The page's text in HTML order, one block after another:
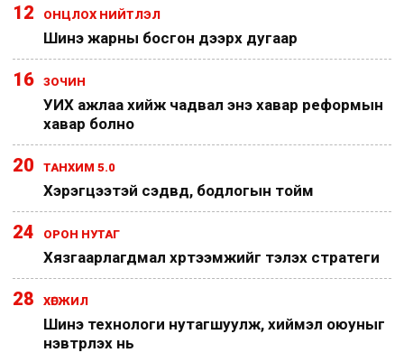
12 ОНЦЛОХ НИЙТЛЭЛ
Шинэ жарны босгон дээрх дугаар
16 ЗОЧИН
УИХ ажлаа хийж чадвал энэ хавар реформын
хавар болно
20 ТАНХИМ 5.0
Хэрэгцээтэй сэдвүүд, бодлогын тойм
24 ОРОН НУТАГ
Хязгаарлагдмал хүртээмжийг тэлэх стратеги
28 ХӨГЖИЛ
Шинэ технологи нутагшуулж, хиймэл оюуныг
нэвтрүүлэх нь